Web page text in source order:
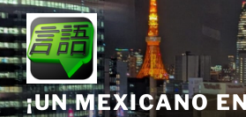
Skip
to
content
¡UN MEXICANO